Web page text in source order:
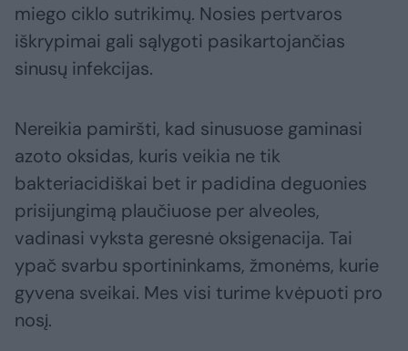
miego ciklo sutrikimų. Nosies pertvaros
iškrypimai gali sąlygoti pasikartojančias
sinusų infekcijas.
Nereikia pamiršti, kad sinusuose gaminasi
azoto oksidas, kuris veikia ne tik
bakteriacidiškai bet ir padidina deguonies
prisijungimą plaučiuose per alveoles,
vadinasi vyksta geresnė oksigenacija. Tai
ypač svarbu sportininkams, žmonėms, kurie
gyvena sveikai. Mes visi turime kvėpuoti pro
nosį.